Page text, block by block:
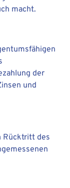
macht.
der
und
Rücktritt des